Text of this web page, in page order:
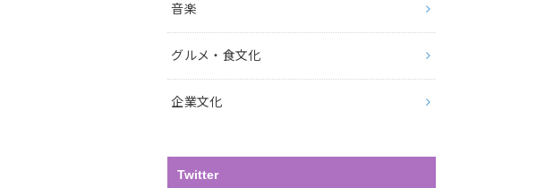
音楽
グルメ・食文化
企業文化
Twitter